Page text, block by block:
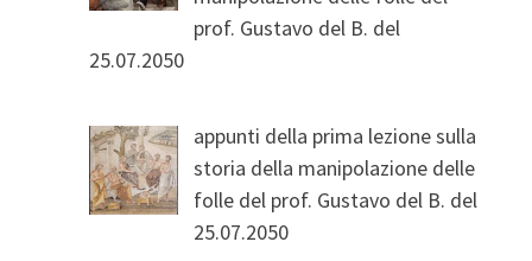
prof. Gustavo del B. del
25.07.2050
appunti della prima lezione sulla
storia della manipolazione delle
folle del prof. Gustavo del B. del
25.07.2050